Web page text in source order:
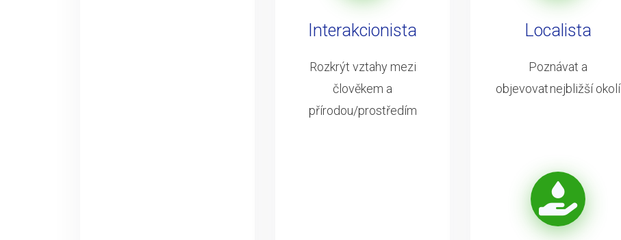
Interakcionista
Rozkrýt vztahy mezi
člověkem a
přírodou/prostředím
Localista
Poznávat a
objevovat nejbližší okolí